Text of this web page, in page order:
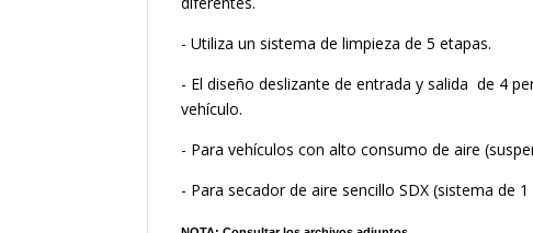
- Utiliza un sistema de limpieza de 5 etapas.
- El diseño deslizante de entrada y salida de 4
vehículo.
- Para vehículos con alto consumo de aire
- Para secador de aire sencillo SDX (sistema de